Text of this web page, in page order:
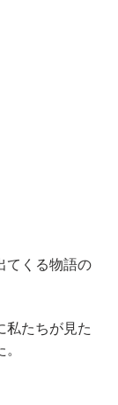
てくる物語の
私たちが見た